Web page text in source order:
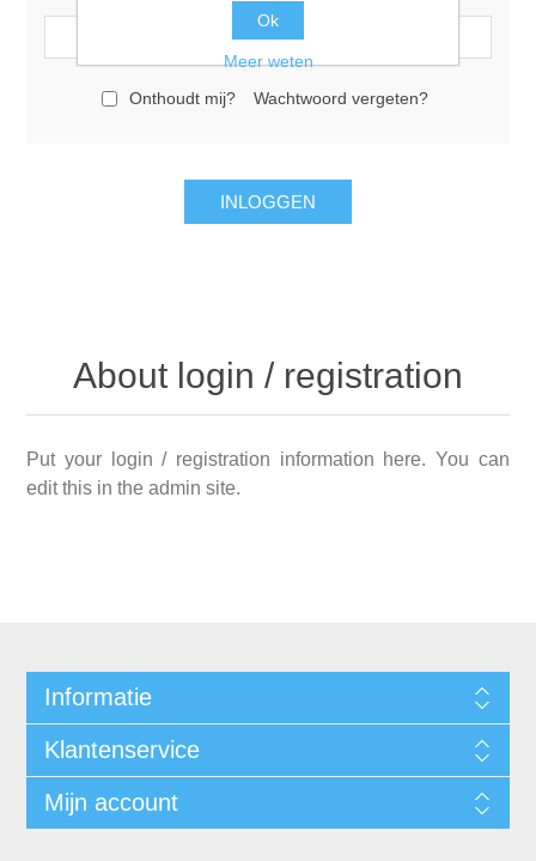
Onthoudt mij? Wachtwoord vergeten?
About login / registration
Put your login / registration information here. You can
edit this in the admin site.
Informatie
Klantenservice
Mijn account
Ok
Meer weten